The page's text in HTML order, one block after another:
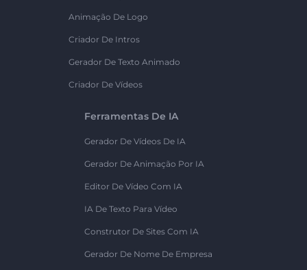
Animação De Logo
Criador De Intros
Gerador De Texto Animado
Criador De Vídeos
Ferramentas De IA
Gerador De Vídeos De IA
Gerador De Animação Por IA
Editor De Vídeo Com IA
IA De Texto Para Vídeo
Construtor De Sites Com IA
Gerador De Nome De Empresa